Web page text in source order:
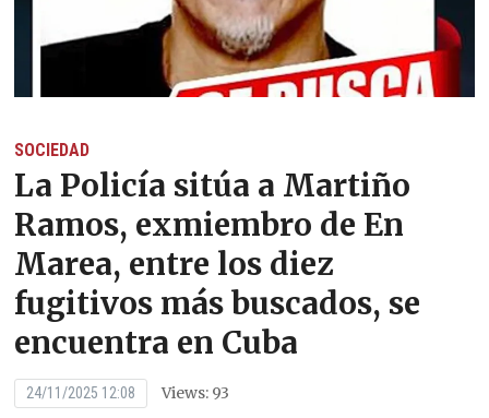
SOCIEDAD
La Policía sitúa a Martiño
Ramos, exmiembro de En
Marea, entre los diez
fugitivos más buscados, se
encuentra en Cuba
24/11/2025 12:08 Views: 93